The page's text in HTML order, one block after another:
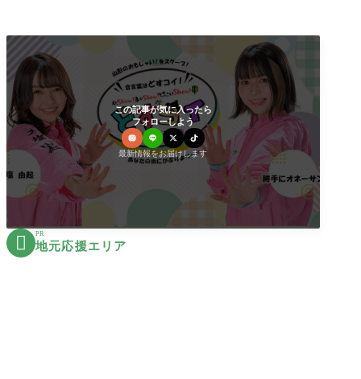
この記事が気に入ったら
フォローしよう
最新情報をお届けします
 PR
地元応援エリア